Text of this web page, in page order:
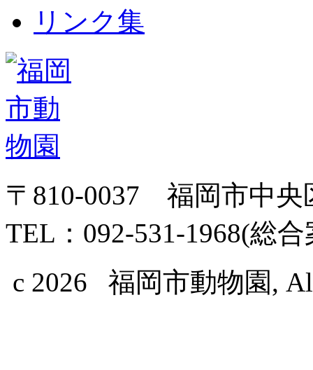
リンク集
〒810-0037 福岡市中央
TEL：092-531-1968(総
c 2026 福岡市動物園,